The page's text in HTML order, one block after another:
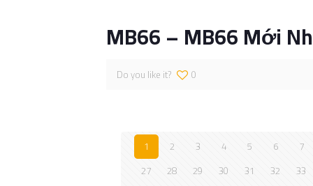
MB66 – MB66 Mới
Do you like it? 0
1 2 3 4 5 6
7
27
28 29 30 31 32
33